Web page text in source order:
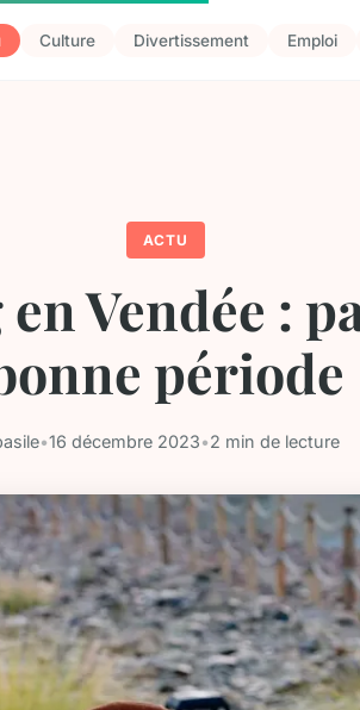
Culture Divertissement Emploi
ACTU
Vendée :
période
•16 décembre 2023•2 min de lecture